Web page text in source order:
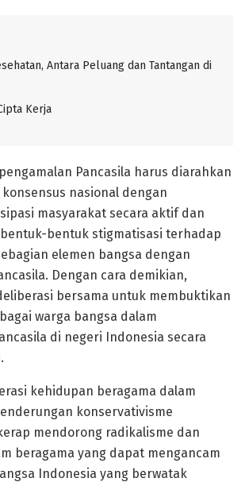
Antara Peluang dan Tantangan di
Kerja
Pancasila harus diarahkan
nasional dengan
masyarakat secara aktif dan
bentuk stigmatisasi terhadap
elemen bangsa dengan
Dengan cara demikian,
bersama untuk membuktikan
warga bangsa dalam
di negeri Indonesia secara
kehidupan beragama dalam
konservativisme
mendorong radikalisme dan
beragama yang dapat mengancam
Indonesia yang berwatak